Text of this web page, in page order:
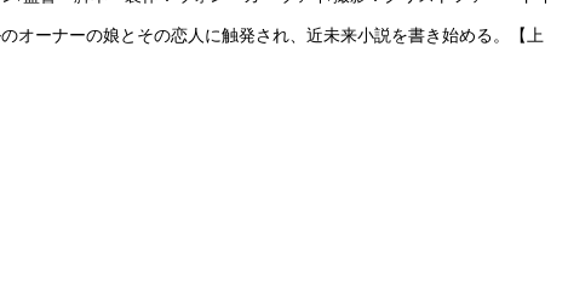
ーナーの娘とその恋人に触発され、近未来小説を書き始める。【上